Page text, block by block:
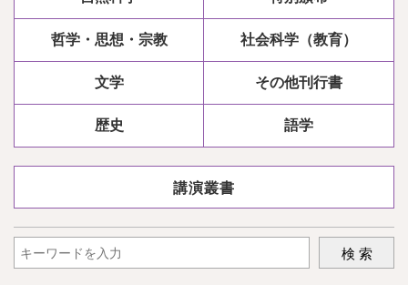
哲学・思想・宗教 社会科学（教育）
文学 その他刊行書
歴史 語学
講演叢書